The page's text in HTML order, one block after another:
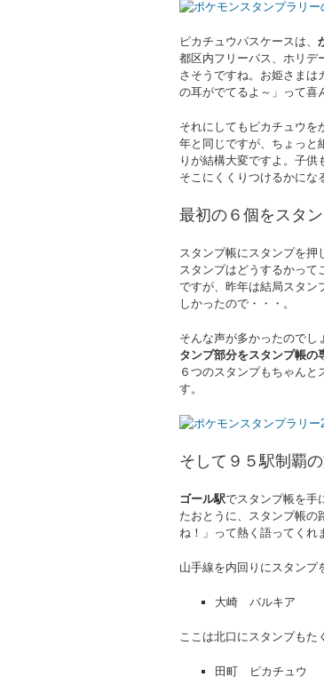
ピカチュウパスケースは、
都区内フリーパス、ホリデ
さそうですね。お姫さまは
の耳がでてるよ～」って喜
それにしてもピカチュウを
年と同じですが、ちょっと
りが結構大変ですよ。子供
そこにくくりつけるかにな
最初の６個をスタ
スタンプ帳にスタンプを押
スタンプはどうするかって
ですが、昨年は結局スタン
しかったので・・・。
そんな声が多かったのでし
タンプ部分をスタンプ帳の
６つのスタンプもちゃん
す。
そして９５駅制覇
ゴール駅でスタンプ帳を手
たおとうに、スタンプ帳の
ね！」って熱く語ってくれ
山手線を内回りにスタンプ
大崎 バルキア
ここは北口にスタンプもた
田町 ピカチュウ